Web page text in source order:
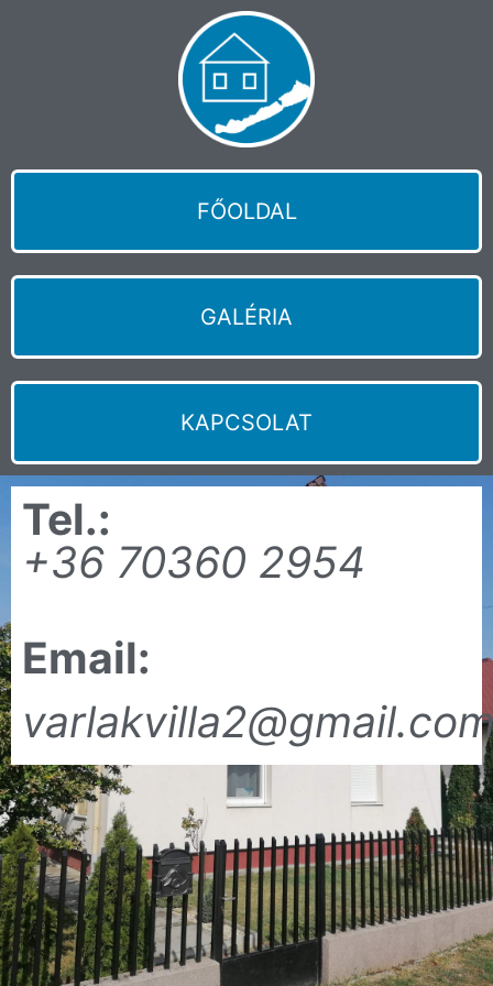
FŐOLDAL
GALÉRIA
KAPCSOLAT
Tel.:
+36 70360 2954
Email: